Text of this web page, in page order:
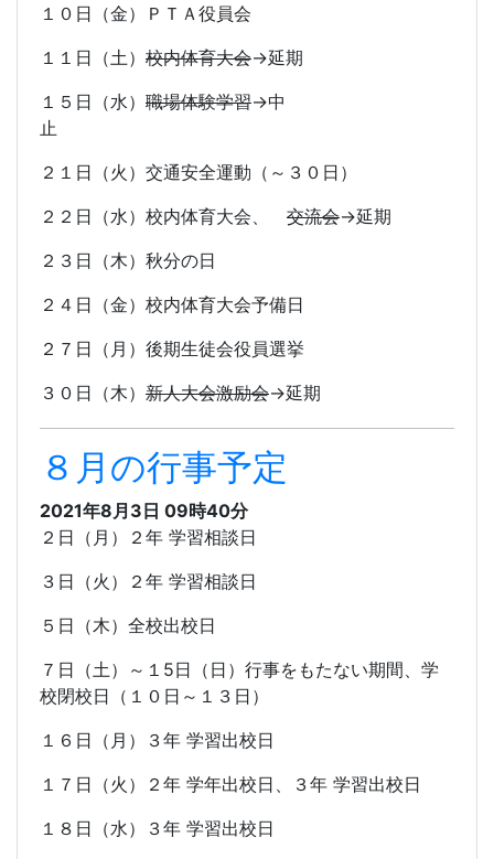
１０日（金）ＰＴＡ役員会
１１日（土） 校内体育大会→延期
１５日（水） 職場体験学習→中
止
２１日（火）交通安全運動（～３０日）
２２日（水）校内体育大会、 交流会→延期
２３日（木）秋分の日
２４日（金）校内体育大会予備日
２７日（月）後期生徒会役員選挙
３０日（木） 新人大会激励会→延期
８月の行事予定
2021年8月3日 09時40分
２日（月）２年 学習相談日
３日（火）２年 学習相談日
５日（木）全校出校日
７日（土）～１ 5日（日）行事をもたない期間、学
校閉校日（１０日～１３日）
１６日（月）３年 学習出校日
１７日（火）２年 学年出校日、３年 学習出校日
１８日（水）３年 学習出校日